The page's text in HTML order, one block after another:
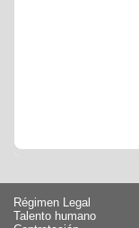
Régimen Legal
Talento humano